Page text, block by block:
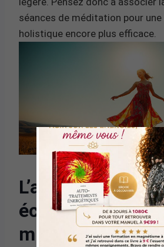
séances de méditation pour une
holistique encore plus efficace.
L’alimentation
écouter son
mieux perdre du